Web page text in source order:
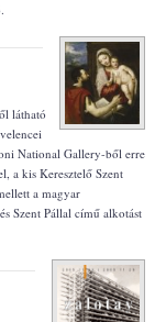
látható
National Gallery-ből erre
a kis Keresztelő Szent
a magyar
Szent Pállal című alkotást